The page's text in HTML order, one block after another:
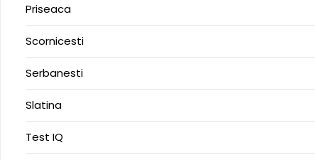
Priseaca
Scornicesti
Serbanesti
Slatina
Test IQ